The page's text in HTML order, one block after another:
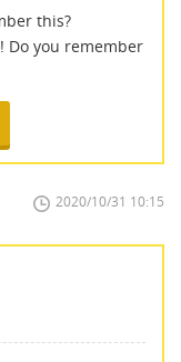
this?
Do you remember
2020/10/31 10:15